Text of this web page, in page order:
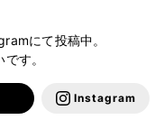
にて投稿中。
す。
Instagram